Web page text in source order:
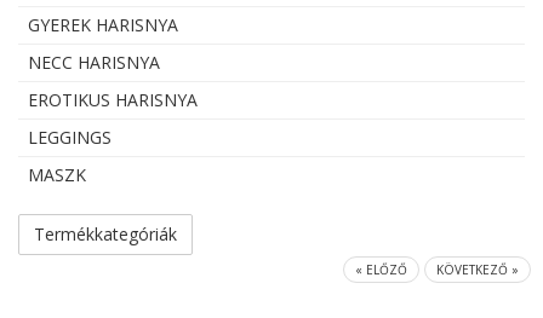
GYEREK HARISNYA
NECC HARISNYA
EROTIKUS HARISNYA
LEGGINGS
MASZK
Termékkategóriák
« ELŐZŐ KÖVETKEZŐ »